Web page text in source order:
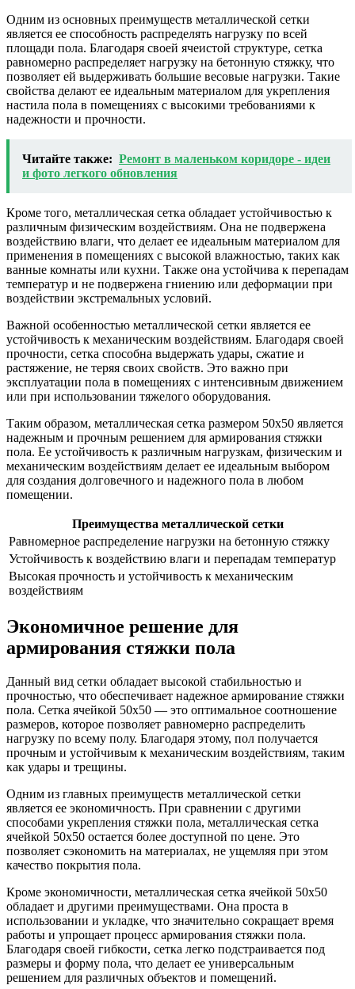
Одним из основных преимуществ металлической сетки
является ее способность распределять нагрузку по всей
площади пола. Благодаря своей ячеистой структуре, сетка
равномерно распределяет нагрузку на бетонную стяжку, что
позволяет ей выдерживать большие весовые нагрузки. Такие
свойства делают ее идеальным материалом для укрепления
настила пола в помещениях с высокими требованиями к
надежности и прочности.
Читайте также: Ремонт в маленьком коридоре - идеи
и фото легкого обновления
Кроме того, металлическая сетка обладает устойчивостью к
различным физическим воздействиям. Она не подвержена
воздействию влаги, что делает ее идеальным материалом для
применения в помещениях с высокой влажностью, таких как
ванные комнаты или кухни. Также она устойчива к перепадам
температур и не подвержена гниению или деформации при
воздействии экстремальных условий.
Важной особенностью металлической сетки является ее
устойчивость к механическим воздействиям. Благодаря своей
прочности, сетка способна выдержать удары, сжатие и
растяжение, не теряя своих свойств. Это важно при
эксплуатации пола в помещениях с интенсивным движением
или при использовании тяжелого оборудования.
Таким образом, металлическая сетка размером 50х50 является
надежным и прочным решением для армирования стяжки
пола. Ее устойчивость к различным нагрузкам, физическим и
механическим воздействиям делает ее идеальным выбором
для создания долговечного и надежного пола в любом
помещении.
Преимущества металлической сетки
Равномерное распределение нагрузки на бетонную стяжку
Устойчивость к воздействию влаги и перепадам температур
Высокая прочность и устойчивость к механическим
воздействиям
Экономичное решение для
армирования стяжки пола
Данный вид сетки обладает высокой стабильностью и
прочностью, что обеспечивает надежное армирование стяжки
пола. Сетка ячейкой 50х50 — это оптимальное соотношение
размеров, которое позволяет равномерно распределить
нагрузку по всему полу. Благодаря этому, пол получается
прочным и устойчивым к механическим воздействиям, таким
как удары и трещины.
Одним из главных преимуществ металлической сетки
является ее экономичность. При сравнении с другими
способами укрепления стяжки пола, металлическая сетка
ячейкой 50х50 остается более доступной по цене. Это
позволяет сэкономить на материалах, не ущемляя при этом
качество покрытия пола.
Кроме экономичности, металлическая сетка ячейкой 50х50
обладает и другими преимуществами. Она проста в
использовании и укладке, что значительно сокращает время
работы и упрощает процесс армирования стяжки пола.
Благодаря своей гибкости, сетка легко подстраивается под
размеры и форму пола, что делает ее универсальным
решением для различных объектов и помещений.